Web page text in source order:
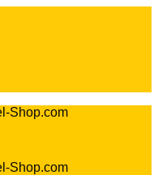
Shop.com
Shop.com